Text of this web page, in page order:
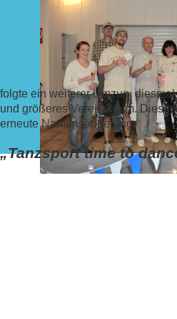
folgte ein weiterer Umzug,
und größeres Vereinsheim.
erneute Namensänderung:
„Tanzsport time to